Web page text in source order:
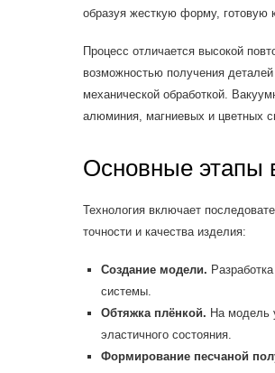
образуя жесткую форму, готовую
Процесс отличается высокой
возможностью получения
механической обработкой.
алюминия, магниевых и цветных
Основные этапы
Технология включает
точности и качества изделия:
Создание модели.
системы.
Обтяжка плёнкой. На модель
эластичного состояния.
Формирование песчаной